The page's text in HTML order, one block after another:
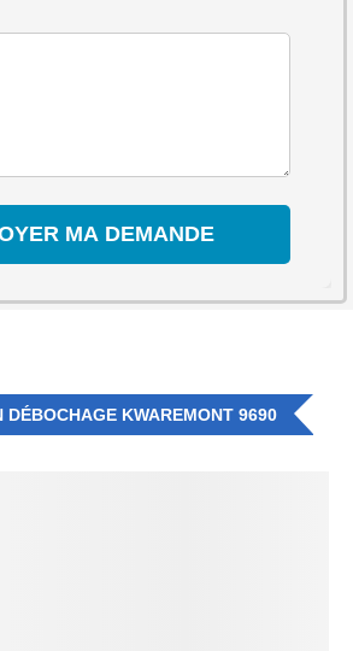
DÉBOCHAGE KWAREMONT 9690